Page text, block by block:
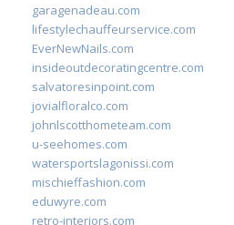
garagenadeau.com
lifestylechauffeurservice.com
EverNewNails.com
insideoutdecoratingcentre.com
salvatoresinpoint.com
jovialfloralco.com
johnlscotthometeam.com
u-seehomes.com
watersportslagonissi.com
mischieffashion.com
eduwyre.com
retro-interiors.com